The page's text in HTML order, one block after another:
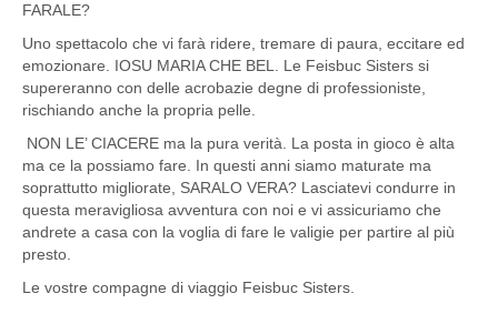
FARALE?
Uno spettacolo che vi farà ridere, tremare di paura, eccitare ed
emozionare. IOSU MARIA CHE BEL. Le Feisbuc Sisters si
supereranno con delle acrobazie degne di professioniste,
rischiando anche la propria pelle.
NON LE’ CIACERE ma la pura verità. La posta in gioco è alta
ma ce la possiamo fare. In questi anni siamo maturate ma
soprattutto migliorate, SARALO VERA? Lasciatevi condurre in
questa meravigliosa avventura con noi e vi assicuriamo che
andrete a casa con la voglia di fare le valigie per partire al più
presto.
Le vostre compagne di viaggio Feisbuc Sisters.